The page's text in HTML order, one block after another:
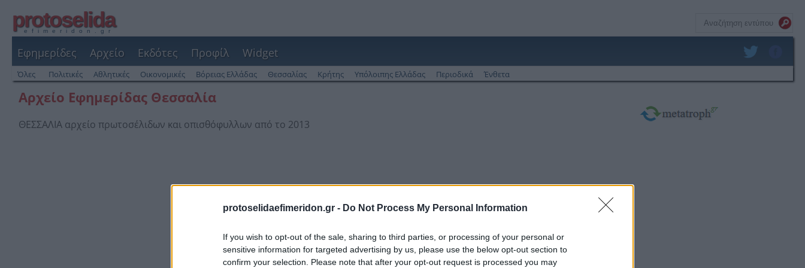
protoselidaefimeridon.gr - Do Not Process My Personal Information
If you wish to opt-out of the sale, sharing to third parties, or processing of your personal or
sensitive information for targeted advertising by us, please use the below opt-out section to
confirm your selection. Please note that after your opt-out request is processed you may
protoselida
efimeridon.gr
Εφημερίδες Αρχείο Εκδότες Προφίλ Widget
Όλες Πολιτικές Αθλητικές Οικονομικές Βόρειας Ελλάδας Θεσσαλίας Κρήτης Υπόλοιπης Ελλάδας Περιοδικά Ένθετα
Αρχείο Εφημερίδας Θεσσαλία
ΘΕΣΣΑΛΙΑ αρχείο πρωτοσέλιδων και οπισθόφυλλων από το 2013